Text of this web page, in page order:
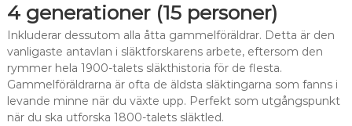
4 generationer (15 personer)
Inkluderar dessutom alla åtta gammelföräldrar. Detta är den
vanligaste antavlan i släktforskarens arbete, eftersom den
rymmer hela 1900-talets släkthistoria för de flesta.
Gammelföräldrarna är ofta de äldsta släktingarna som fanns i
levande minne när du växte upp. Perfekt som utgångspunkt
när du ska utforska 1800-talets släktled.